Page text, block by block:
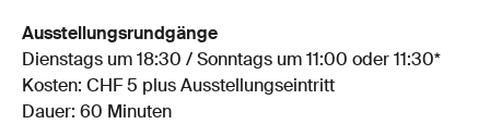
Ausstellungsrundgänge
Dienstags um 18:30 / Sonntags um 11:00 oder 11:30*
Kosten: CHF 5 plus Ausstellungseintritt
Dauer: 60 Minuten